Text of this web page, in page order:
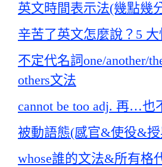
英文時間表示法(幾點幾
辛苦了英文怎麼說？5 大
不定代名詞one/another/
others文法
cannot be too adj. 再…也
被動語態(感官&使役&
whose誰的文法&所有格